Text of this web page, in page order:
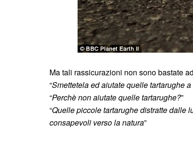
Ma tali rassicurazioni non sono bastate
“Smettetela ed aiutate quelle tartarughe
“Perchè non aiutate quelle tartarughe?”
“Quelle piccole tartarughe distratte dalle
consapevoli verso la natura”